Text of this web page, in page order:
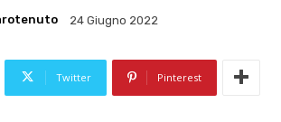
24 Giugno 2022
Twitter Pinterest